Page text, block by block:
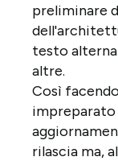
preliminare
testo
altre.
Così
impreparato
rilascia ma,